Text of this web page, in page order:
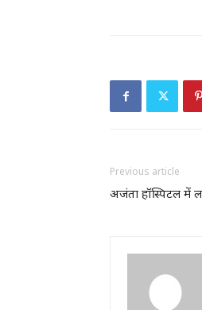
Previous article
अजंता हॉस्पिटल में